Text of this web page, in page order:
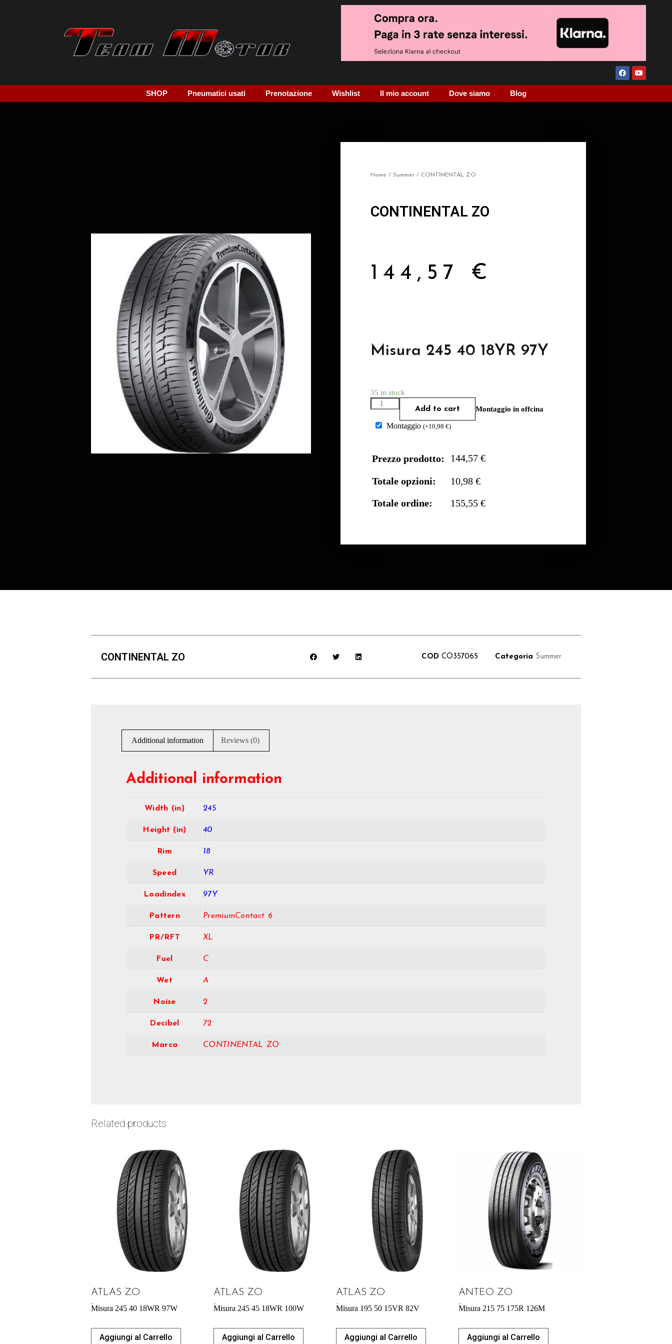
SHOP Pneumatici usati Prenotazione Wishlist Il mio account Dove siamo Blog
Home / Summer / CONTINENTAL ZO
CONTINENTAL ZO
144,57 €
Misura 245 40 18YR 97Y
35 in stock
Add to cart Montaggio in offcina
Montaggio (+10,98 €)
Prezzo prodotto: 144,57 €
Totale opzioni:
10,98 €
Totale ordine:
155,55 €
CONTINENTAL ZO COD CO357065 Categoria Summer
Additional information Reviews (0)
Additional information
Width (in) 245
Height (in) 40
Rim 18
Speed YR
Loadindex 97Y
Pattern PremiumContact 6
PR/RFT XL
Fuel C
Wet A
Noise 2
Decibel 72
Marca CONTINENTAL ZO
Related products
ATLAS ZO
Misura 245 40 18WR 97W
Aggiungi al Carrello
ATLAS ZO
Misura 245 45 18WR 100W
Aggiungi al Carrello
ATLAS ZO
Misura 195 50 15VR 82V
Aggiungi al Carrello
ANTEO ZO
Misura 215 75 175R 126M
Aggiungi al Carrello